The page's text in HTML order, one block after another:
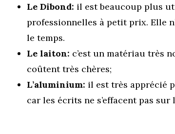
Le Dibond: il est beaucoup plus
professionnelles à petit prix. Elle
le temps.
Le laiton: c’est un matériau très
coûtent très chères;
L’aluminium: il est très apprécié
car les écrits ne s’effacent pas